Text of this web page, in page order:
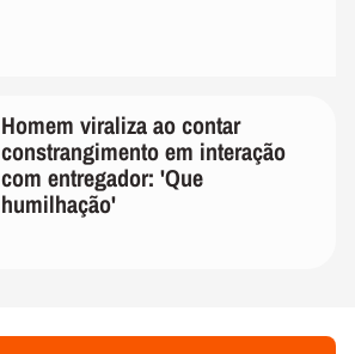
Homem viraliza ao contar
constrangimento em interação
com entregador: 'Que
humilhação'